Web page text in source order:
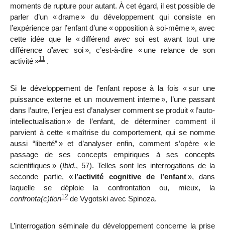
moments de rupture pour autant. À cet égard, il est possible de
parler d’un «drame» du développement qui consiste en
l’expérience par l’enfant d’une «opposition à soi-même», avec
cette idée que le «différendavecsoi est avant tout une
différenced’avecsoi», c’est-à-dire « une relance de son
activité»11 .
Si le développement de l’enfant repose à la fois «sur une
puissance externe et un mouvement interne», l’une passant
dans l’autre, l’enjeu est d’analyser comment se produit « l’auto-
intellectualisation» de l’enfant, de déterminer comment il
parvient à cette « maîtrise du comportement, qui se nomme
aussi “liberté” » et d’analyser enfin, comment s’opère « le
passage de ses concepts empiriques à ses concepts
scientifiques » (Ibid., 57). Telles sont les interrogations de la
seconde partie, « l’activité cognitive de l’enfant », dans
laquelle se déploie la confrontation ou, mieux, la
confronta(c)tion12 de Vygotski avec Spinoza.
L’interrogation séminale du développement concerne la prise